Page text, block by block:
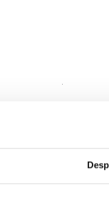
Pantofi de protectie cu
(pret cu TVA)